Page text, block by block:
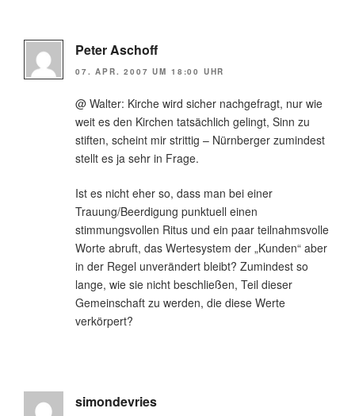
Peter Aschoff
07. APR. 2007 UM 18:00 UHR
@ Walter: Kirche wird sicher nachgefragt, nur wie
weit es den Kirchen tatsächlich gelingt, Sinn zu
stiften, scheint mir strittig – Nürnberger zumindest
stellt es ja sehr in Frage.
Ist es nicht eher so, dass man bei einer
Trauung/Beerdigung punktuell einen
stimmungsvollen Ritus und ein paar teilnahmsvolle
Worte abruft, das Wertesystem der „Kunden“ aber
in der Regel unverändert bleibt? Zumindest so
lange, wie sie nicht beschließen, Teil dieser
Gemeinschaft zu werden, die diese Werte
verkörpert?
simondevries